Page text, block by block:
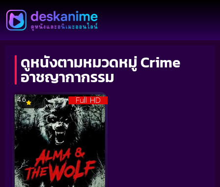
ดูหนังตามหมวดหมู่ Crime
อาชญากากรรม
Full HD
4.6